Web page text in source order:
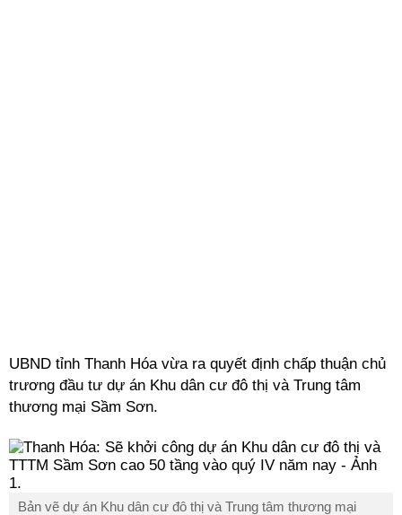
UBND tỉnh Thanh Hóa vừa ra quyết định chấp thuận chủ
trương đầu tư dự án Khu dân cư đô thị và Trung tâm
thương mại Sầm Sơn.
Bản vẽ dự án Khu dân cư đô thị và Trung tâm thương mại